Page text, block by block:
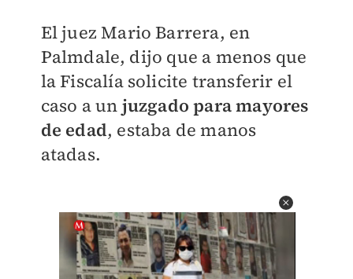
El juez Mario Barrera, en
Palmdale, dijo que a menos que
la Fiscalía solicite transferir el
caso a un juzgado para mayores
de edad, estaba de manos
atadas.